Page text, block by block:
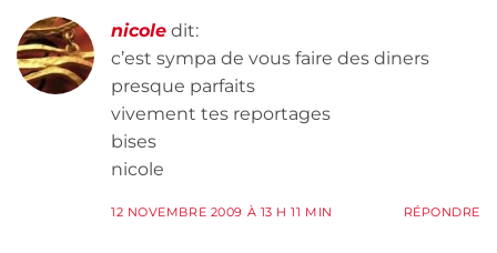
nicole dit:
c’est sympa de vous faire des diners
presque parfaits
vivement tes reportages
bises
nicole
12 NOVEMBRE 2009 À 13 H 11 MIN RÉPONDRE